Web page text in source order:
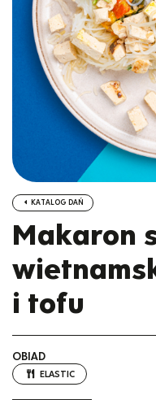
KATALOG DAŃ
Makaron
i tofu
OBIAD
ELASTIC